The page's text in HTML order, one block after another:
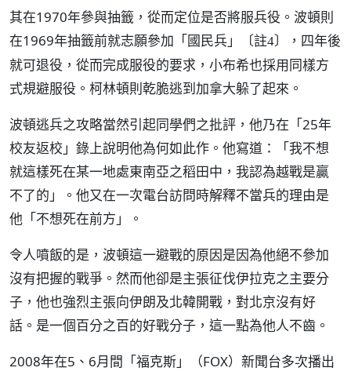
其在1970年參與抽籤，從而定位是否將服兵役。波頓則
在1969年抽籤前就志願參加「國民兵」
〔註4〕
，四年後
就可退役，從而完成服役的要求，小布希也採用同樣方
式規避服役。柯林頓則乾脆逃到加拿大躲了起來。
波頓逃兵之攻略當然引起同學們之批評，他乃在「25年
校友返校」錄上說明他為何如此作。他寫道：「我不想
就這樣死在某一地處東南亞之稻田中，我認為越戰是贏
不了的」。他又在一次電台訪問時解釋不當兵的理由是
他「不想死在前方」。
令人噴飯的是，波頓這一避戰的原因是因為他絕不參加
沒有把握的戰爭。然而他卻是主張征伐伊拉克之主要分
子，他也強烈主張向伊朗及北韓開戰，對北京沒有好
話。是一個百分之百的好戰分子，這一點為他人不齒。
2008年在5、6月間「福克斯」（FOX）新聞台多次播出